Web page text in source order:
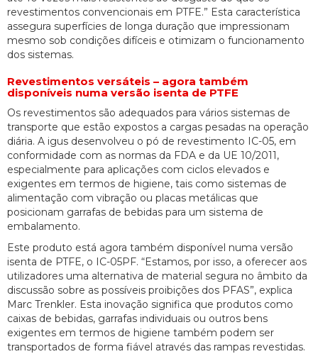
revestimentos convencionais em PTFE.” Esta característica
assegura superfícies de longa duração que impressionam
mesmo sob condições difíceis e otimizam o funcionamento
dos sistemas.
Revestimentos versáteis – agora também
disponíveis numa versão isenta de PTFE
Os revestimentos são adequados para vários sistemas de
transporte que estão expostos a cargas pesadas na operação
diária. A igus desenvolveu o pó de revestimento IC-05, em
conformidade com as normas da FDA e da UE 10/2011,
especialmente para aplicações com ciclos elevados e
exigentes em termos de higiene, tais como sistemas de
alimentação com vibração ou placas metálicas que
posicionam garrafas de bebidas para um sistema de
embalamento.
Este produto está agora também disponível numa versão
isenta de PTFE, o IC-05PF. “Estamos, por isso, a oferecer aos
utilizadores uma alternativa de material segura no âmbito da
discussão sobre as possíveis proibições dos PFAS”, explica
Marc Trenkler. Esta inovação significa que produtos como
caixas de bebidas, garrafas individuais ou outros bens
exigentes em termos de higiene também podem ser
transportados de forma fiável através das rampas revestidas.